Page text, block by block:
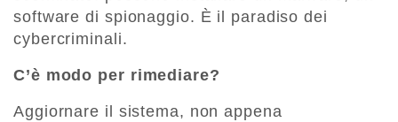
software di spionaggio. È il paradiso dei
cybercriminali.
C’è modo per rimediare?
Aggiornare il sistema, non appena